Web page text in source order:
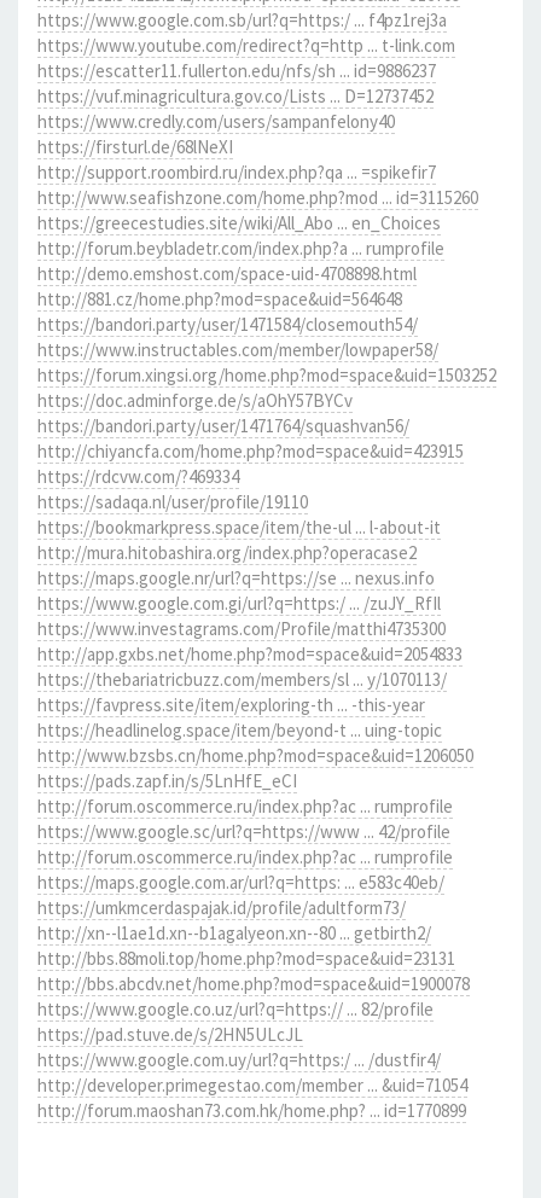
https://www.google.com.sb/url?q=https:/ ... f4pz1rej3a
https://www.youtube.com/redirect?q=http ... t-link.com
https://escatter11.fullerton.edu/nfs/sh ... id=9886237
https://vuf.minagricultura.gov.co/Lists ... D=12737452
https://www.credly.com/users/sampanfelony40
https://firsturl.de/68lNeXI
http://support.roombird.ru/index.php?qa ... =spikefir7
http://www.seafishzone.com/home.php?mod ... id=3115260
https://greecestudies.site/wiki/All_Abo ... en_Choices
http://forum.beybladetr.com/index.php?a ... rumprofile
http://demo.emshost.com/space-uid-4708898.html
http://881.cz/home.php?mod=space&uid=564648
https://bandori.party/user/1471584/closemouth54/
https://www.instructables.com/member/lowpaper58/
https://forum.xingsi.org/home.php?mod=space&uid=1503252
https://doc.adminforge.de/s/aOhY57BYCv
https://bandori.party/user/1471764/squashvan56/
http://chiyancfa.com/home.php?mod=space&uid=423915
https://rdcvw.com/?469334
https://sadaqa.nl/user/profile/19110
https://bookmarkpress.space/item/the-ul ... l-about-it
http://mura.hitobashira.org/index.php?operacase2
https://maps.google.nr/url?q=https://se ... nexus.info
https://www.google.com.gi/url?q=https:/ ... /zuJY_RfIl
https://www.investagrams.com/Profile/matthi4735300
http://app.gxbs.net/home.php?mod=space&uid=2054833
https://thebariatricbuzz.com/members/sl ... y/1070113/
https://favpress.site/item/exploring-th ... -this-year
https://headlinelog.space/item/beyond-t ... uing-topic
http://www.bzsbs.cn/home.php?mod=space&uid=1206050
https://pads.zapf.in/s/5LnHfE_eCI
http://forum.oscommerce.ru/index.php?ac ... rumprofile
https://www.google.sc/url?q=https://www ... 42/profile
http://forum.oscommerce.ru/index.php?ac ... rumprofile
https://maps.google.com.ar/url?q=https: ... e583c40eb/
https://umkmcerdaspajak.id/profile/adultform73/
http://xn--l1ae1d.xn--b1agalyeon.xn--80 ... getbirth2/
http://bbs.88moli.top/home.php?mod=space&uid=23131
http://bbs.abcdv.net/home.php?mod=space&uid=1900078
https://www.google.co.uz/url?q=https:// ... 82/profile
https://pad.stuve.de/s/2HN5ULcJL
https://www.google.com.uy/url?q=https:/ ... /dustfir4/
http://developer.primegestao.com/member ... &uid=71054
http://forum.maoshan73.com.hk/home.php? ... id=1770899